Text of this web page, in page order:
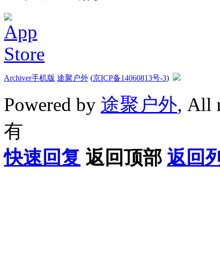
Archiver手机版 途聚户外 (京ICP备14060813号-3)
Powered by 途聚户外, All
有
快速回复 返回顶部 返回